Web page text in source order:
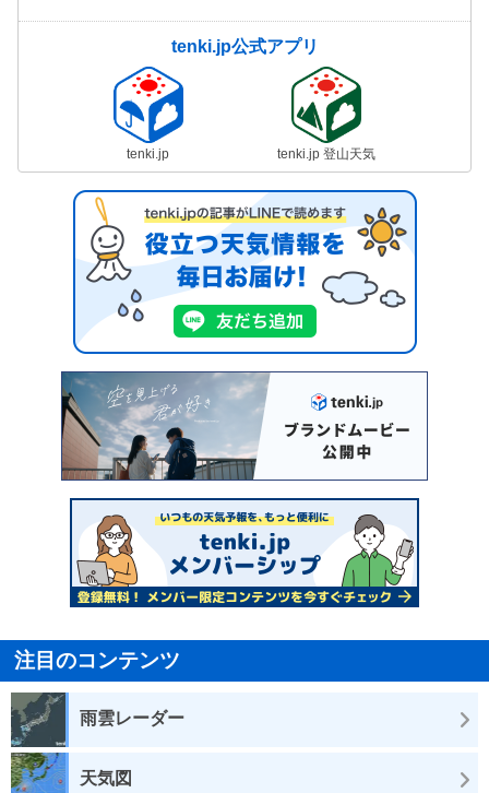
tenki.jp公式アプリ
tenki.jp tenki.jp 登山天気
注目のコンテンツ
雨雲レーダー
天気図